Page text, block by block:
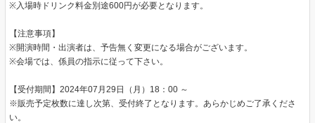
※入場時ドリンク料金別途600円が必要となります。
【注意事項】
※開演時間・出演者は、予告無く変更になる場合がございます。
※会場では、係員の指示に従って下さい。
【受付期間】2024年07月29日（月）18：00 ～
※販売予定枚数に達し次第、受付終了となります。あらかじめご了承くださ
い。